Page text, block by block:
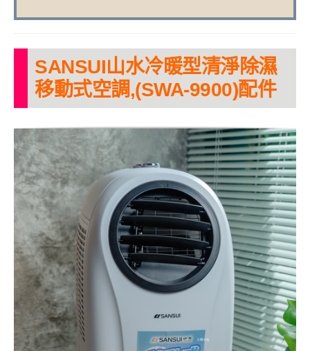
SANSUI山水冷暖型清淨除濕
移動式空調,(SWA-9900)配件